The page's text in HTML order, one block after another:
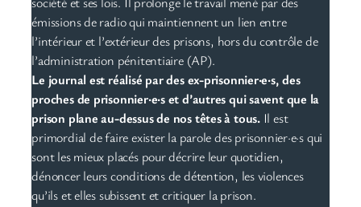
émissions de radio qui maintiennent un lien entre
l’intérieur et l’extérieur des prisons, hors du contrôle de
l’administration pénitentiaire (AP).
Le journal est réalisé par des ex-prisonnier·e·s, des
proches de prisonnier·e·s et d’autres qui savent que la
prison plane au-dessus de nos têtes à tous.Il est
primordial de faire exister la parole des prisonnier·e·s qui
sont les mieux placés pour décrire leur quotidien,
dénoncer leurs conditions de détention, les violences
qu’ils et elles subissent et critiquer la prison.